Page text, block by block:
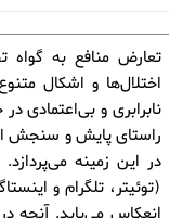
تعارض منافع به گواه
اختلال‌ها و اشکال
نابرابری و بی‌اعتمادی
راستای پایش و سنجش
در این زمینه
(توئیتر، تلگرام و